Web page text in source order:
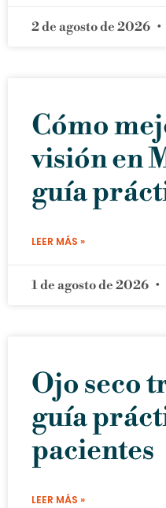
2 de agosto de 2026
Cómo
visión en
guía
LEER MÁS »
1 de agosto de 2026
Ojo seco
guía
pacientes
LEER MÁS »